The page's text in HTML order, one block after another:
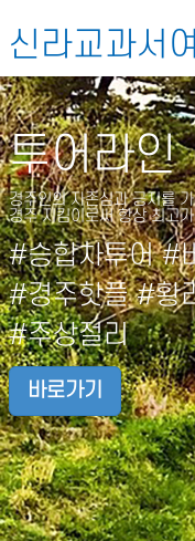
신라교과서
투어라인
경주인의 자존심과 긍지를
경주 지킴이로써 항상 최고
#승합차투어 #
#경주핫플 #황
#주상절리
바로가기